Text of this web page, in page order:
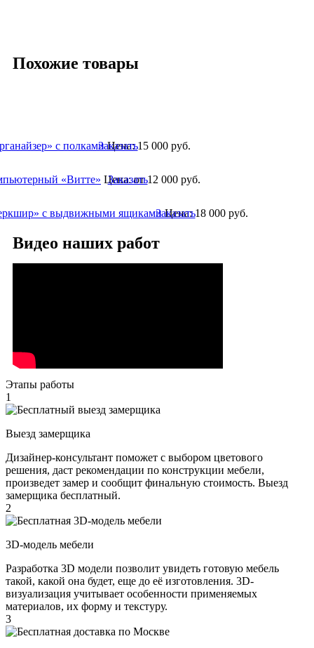
Похожие товары
с полками Цена:15 000 руб.
Заказать
«Витте» Цена:от 12 000 руб.
Заказать
с выдвижными ящиками Цена:18 000 руб.
Заказать
Видео наших работ
Этапы работы
1
Выезд замерщика
Дизайнер-консультант поможет с выбором цветового
решения, даст рекомендации по конструкции мебели,
произведет замер и сообщит финальную стоимость. Выезд
замерщика бесплатный.
2
3D-модель мебели
Разработка 3D модели позволит увидеть готовую мебель
такой, какой она будет, еще до её изготовления. 3D-
визуализация учитывает особенности применяемых
материалов, их форму и текстуру.
3